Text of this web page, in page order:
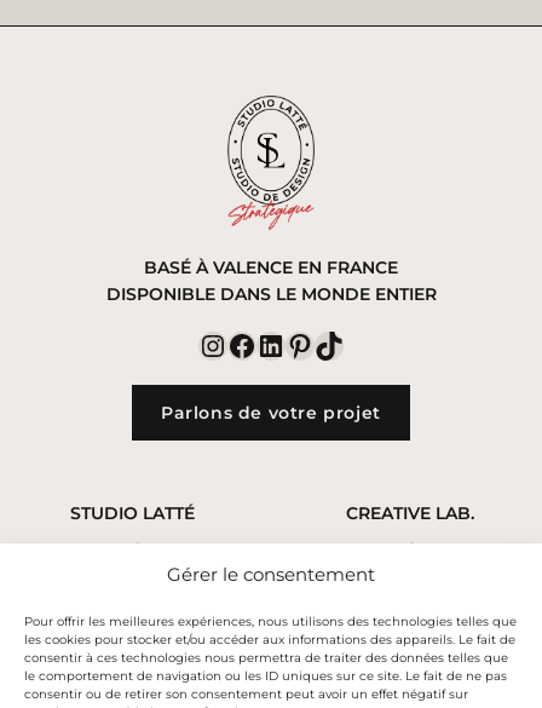
Gérer le consentement
Pour offrir les meilleures expériences, nous utilisons des technologies telles que
les cookies pour stocker et/ou accéder aux informations des appareils. Le fait de
consentir à ces technologies nous permettra de traiter des données telles que
le comportement de navigation ou les ID uniques sur ce site. Le fait de ne pas
consentir ou de retirer son consentement peut avoir un effet négatif sur
BASÉ À VALENCE EN FRANCE
DISPONIBLE DANS LE MONDE ENTIER
Instagram
Facebook
LinkedIn
Pinterest
TikTok
Parlons de votre projet
STUDIO LATTÉ
Services
Approche
À propos
INFORMATIONS
CREATIVE LAB.
Le shop
Le concept Archetype
Mon compte
AIDE & JURIDIQUE